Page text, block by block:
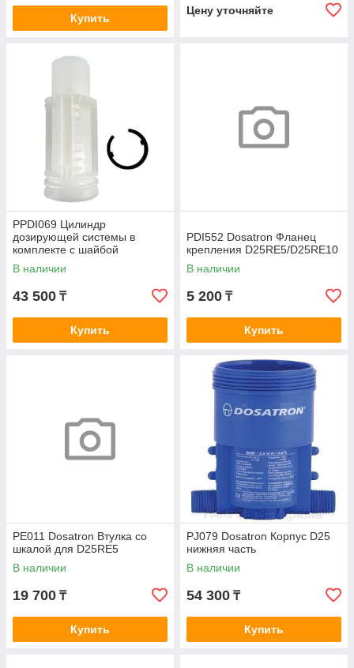
Купить
Цену уточняйте
PPDI069 Цилиндр
дозирующей системы в
комплекте с шайбой
В наличии
43 500 ₸
Купить
PDI552 Dosatron Фланец
крепления D25RE5/D25RE10
В наличии
5 200 ₸
Купить
РЕ011 Dosatron Втулка со
шкалой для D25RE5
В наличии
19 700 ₸
Купить
PJ079 Dosatron Корпус D25
нижняя часть
В наличии
54 300 ₸
Купить